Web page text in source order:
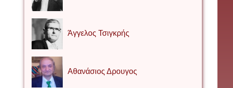
Άγγελος Τσιγκρής
Αθανάσιος Δρουγος